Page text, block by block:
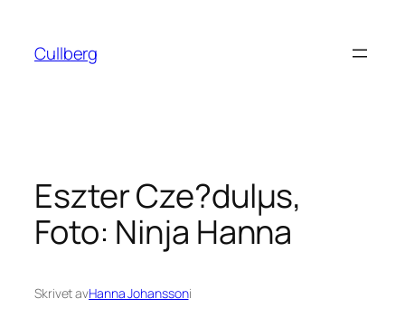
innehåll
Cullberg
Eszter Cze?dulµs,
Foto: Ninja Hanna
Skrivet avHanna Johanssoni